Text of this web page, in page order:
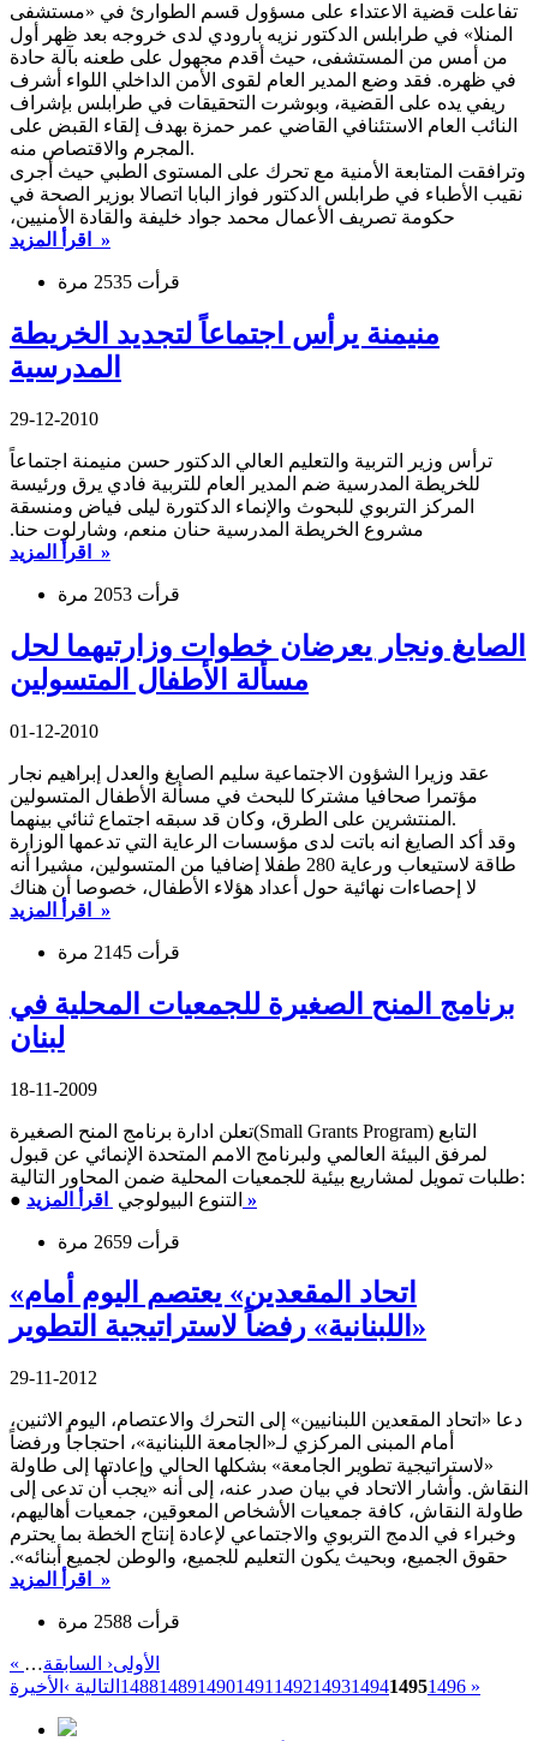
تفاعلت قضية الاعتداء على مسؤول قسم الطوارئ في «مستشفى
المنلا» في طرابلس الدكتور نزيه بارودي لدى خروجه بعد ظهر أول
من أمس من المستشفى، حيث أقدم مجهول على طعنه بآلة حادة
في ظهره. فقد وضع المدير العام لقوى الأمن الداخلي اللواء أشرف
ريفي يده على القضية، وبوشرت التحقيقات في طرابلس بإشراف
النائب العام الاستئنافي القاضي عمر حمزة بهدف إلقاء القبض على
المجرم والاقتصاص منه.
وترافقت المتابعة الأمنية مع تحرك على المستوى الطبي حيث أجرى
نقيب الأطباء في طرابلس الدكتور فواز البابا اتصالا بوزير الصحة في
حكومة تصريف الأعمال محمد جواد خليفة والقادة الأمنيين،
اقرأ المزيد »
قرأت 2535 مرة
منيمنة يرأس اجتماعاً لتجديد الخريطة
المدرسية
29-12-2010
ترأس وزير التربية والتعليم العالي الدكتور حسن منيمنة اجتماعاً
للخريطة المدرسية ضم المدير العام للتربية فادي يرق ورئيسة
المركز التربوي للبحوث والإنماء الدكتورة ليلى فياض ومنسقة
مشروع الخريطة المدرسية حنان منعم، وشارلوت حنا.
اقرأ المزيد »
قرأت 2053 مرة
الصايغ ونجار يعرضان خطوات وزارتيهما لحل
مسألة الأطفال المتسولين
01-12-2010
عقد وزيرا الشؤون الاجتماعية سليم الصايغ والعدل إبراهيم نجار
مؤتمرا صحافيا مشتركا للبحث في مسألة الأطفال المتسولين
المنتشرين على الطرق، وكان قد سبقه اجتماع ثنائي بينهما.
وقد أكد الصايغ انه باتت لدى مؤسسات الرعاية التي تدعمها الوزارة
طاقة لاستيعاب ورعاية 280 طفلا إضافيا من المتسولين، مشيرا أنه
لا إحصاءات نهائية حول أعداد هؤلاء الأطفال، خصوصا أن هناك
اقرأ المزيد »
قرأت 2145 مرة
برنامج المنح الصغيرة للجمعيات المحلية في
لبنان
18-11-2009
تعلن ادارة برنامج المنح الصغيرة(Small Grants Program) التابع
لمرفق البيئة العالمي ولبرنامج الامم المتحدة الإنمائي عن قبول
طلبات تمويل لمشاريع بيئية للجمعيات المحلية ضمن المحاور التالية:
● التنوع البيولوجي اقرأ المزيد »
قرأت 2659 مرة
«اتحاد المقعدين» يعتصم اليوم أمام
«اللبنانية» رفضاً لاستراتيجية التطوير
29-11-2012
دعا «اتحاد المقعدين اللبنانيين» إلى التحرك والاعتصام، اليوم الاثنين،
أمام المبنى المركزي لـ«الجامعة اللبنانية»، احتجاجاً ورفضاً
«لاستراتيجية تطوير الجامعة» بشكلها الحالي وإعادتها إلى طاولة
النقاش. وأشار الاتحاد في بيان صدر عنه، إلى أنه «يجب أن تدعى إلى
طاولة النقاش، كافة جمعيات الأشخاص المعوقين، جمعيات أهاليهم،
وخبراء في الدمج التربوي والاجتماعي لإعادة إنتاج الخطة بما يحترم
حقوق الجميع، وبحيث يكون التعليم للجميع، والوطن لجميع أبنائه».
اقرأ المزيد »
قرأت 2588 مرة
« الأولى‹ السابقة…
1488148914901491 14921493149414951496 التالية › الأخيرة »